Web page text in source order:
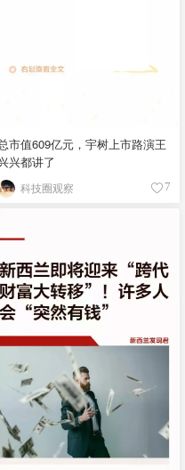
市值609亿元，宇树上市路演王
兴都讲了
科技圈观察 7